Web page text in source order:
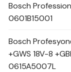
Bosch
0601B15001
Bosch
+GWS 18V-8
0615A5007L